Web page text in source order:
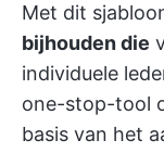
Met dit
bijhouden die
individuele
one-stop-tool
basis van het